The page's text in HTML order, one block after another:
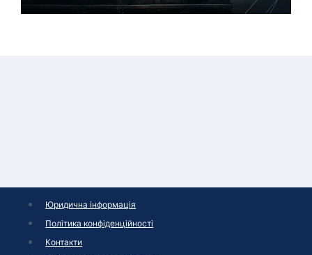
Юридична інформація
Політика конфіденційності
Контакти